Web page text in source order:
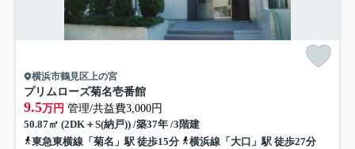
横浜市鶴見区上の宮
プリムローズ菊名壱番館
9.5万円 管理/共益費3,000円
50.87㎡ (2DK＋S(納戸)) /築37年 /3階建
東急東横線「菊名」駅 徒歩15分
横浜線「大口」駅 徒歩27分